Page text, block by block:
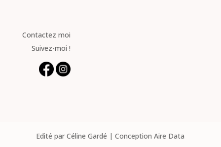
Contactez moi
Suivez-moi !
Edité par Céline Gardé | Conception Aire Data